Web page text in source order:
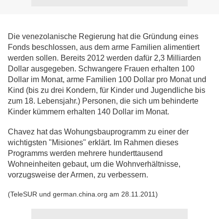
Die venezolanische Regierung hat die Gründung eines
Fonds beschlossen, aus dem arme Familien alimentiert
werden sollen. Bereits 2012 werden dafür 2,3 Milliarden
Dollar ausgegeben. Schwangere Frauen erhalten 100
Dollar im Monat, arme Familien 100 Dollar pro Monat und
Kind (bis zu drei Kondern, für Kinder und Jugendliche bis
zum 18. Lebensjahr.) Personen, die sich um behinderte
Kinder kümmern erhalten 140 Dollar im Monat.
Chavez hat das Wohungsbauprogramm zu einer der
wichtigsten "Misiones" erklärt. Im Rahmen dieses
Programms werden mehrere hunderttausend
Wohneinheiten gebaut, um die Wohnverhältnisse,
vorzugsweise der Armen, zu verbessern.
(TeleSUR und german.china.org am 28.11.2011)